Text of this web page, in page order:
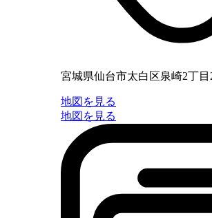
宮城県仙台市太白区泉崎2丁目
地図を見る
地図を見る